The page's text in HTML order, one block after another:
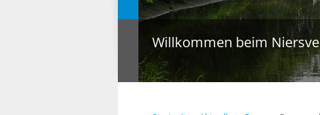
Willkommen beim